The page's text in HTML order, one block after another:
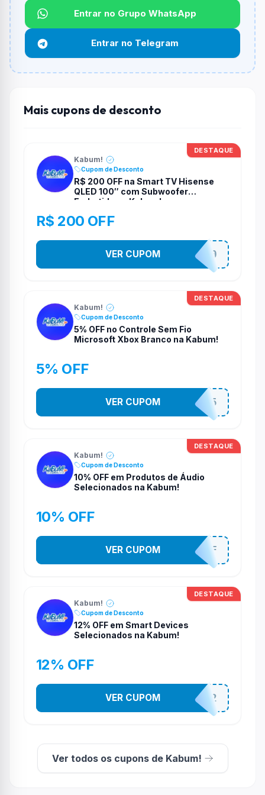
Qual é o desconto máximo?
Não informado ou sem limite.
Funciona em qualquer produto?
Não necessariamente. Depende de itens participantes
e alguns vendedores ou produtos especificos podem
Entrar no Grupo WhatsApp
Entrar no Telegram
Mais cupons de desconto
DESTAQUE
Kabum!
Cupom de Desconto
R$ 200 OFF na Smart TV Hisense
QLED 100″ com Subwoofer
Embutido na Kabum!
R$ 200 OFF
TELAO200
VER CUPOM
DESTAQUE
Kabum!
Cupom de Desconto
5% OFF no Controle Sem Fio
Microsoft Xbox Branco na Kabum!
5% OFF
CONTRL5
VER CUPOM
DESTAQUE
Kabum!
Cupom de Desconto
10% OFF em Produtos de Áudio
Selecionados na Kabum!
10% OFF
SOM10OFF
VER CUPOM
DESTAQUE
Kabum!
Cupom de Desconto
12% OFF em Smart Devices
Selecionados na Kabum!
12% OFF
SMARTESTADAO12
VER CUPOM
Ver todos os cupons de Kabum!